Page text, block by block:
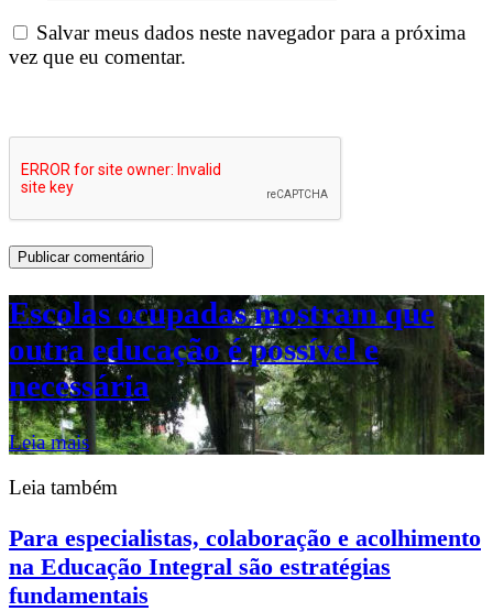
Salvar meus dados neste navegador para a próxima
vez que eu comentar.
Escolas ocupadas mostram que
outra educação é possível e
necessária
Leia mais
Leia também
Para especialistas, colaboração e acolhimento
na Educação Integral são estratégias
fundamentais